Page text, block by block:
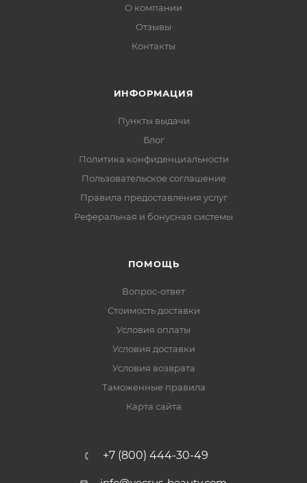
О компании
Отзывы
Контакты
ИНФОРМАЦИЯ
Пункты выдачи
Блог
Политика конфиденциальности
Пользовательское соглашение
Правила предоставления услуг
Реферальная и бонусная системы
ПОМОЩЬ
Вопрос-ответ
Стоимость доставки
Условия оплаты
Условия доставки
Условия возврата
Таможенные правила
Карта сайта
+7 (800) 444-30-49